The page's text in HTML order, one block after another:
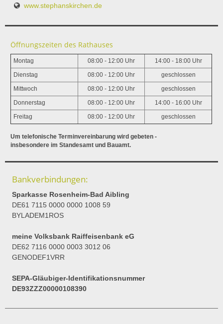
www.stephanskirchen.de
Öffnungszeiten des Rathauses
Montag 08:00 - 12:00 Uhr 14:00 - 18:00 Uhr
Dienstag 08:00 - 12:00 Uhr geschlossen
Mittwoch 08:00 - 12:00 Uhr geschlossen
Donnerstag 08:00 - 12:00 Uhr 14:00 - 16:00 Uhr
Freitag 08:00 - 12:00 Uhr geschlossen
Um telefonische Terminvereinbarung wird gebeten -
insbesondere im Standesamt und Bauamt.
Bankverbindungen:
Sparkasse Rosenheim-Bad Aibling
DE61 7115 0000 0000 1008 59
BYLADEM1ROS
meine Volksbank Raiffeisenbank eG
DE62 7116 0000 0003 3012 06
GENODEF1VRR
SEPA-Gläubiger-Identifikationsnummer
DE93ZZZ00000108390